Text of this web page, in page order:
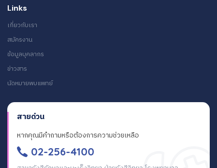
Links
เกี่ยวกับเรา
สมัครงาน
ข้อมูลบุคลากร
ข่าวสาร
นัดหมายพบแพทย์
สายด่วน
หากคุณมีคำถามหรือต้องการความช่วยเหลือ
02-256-4100